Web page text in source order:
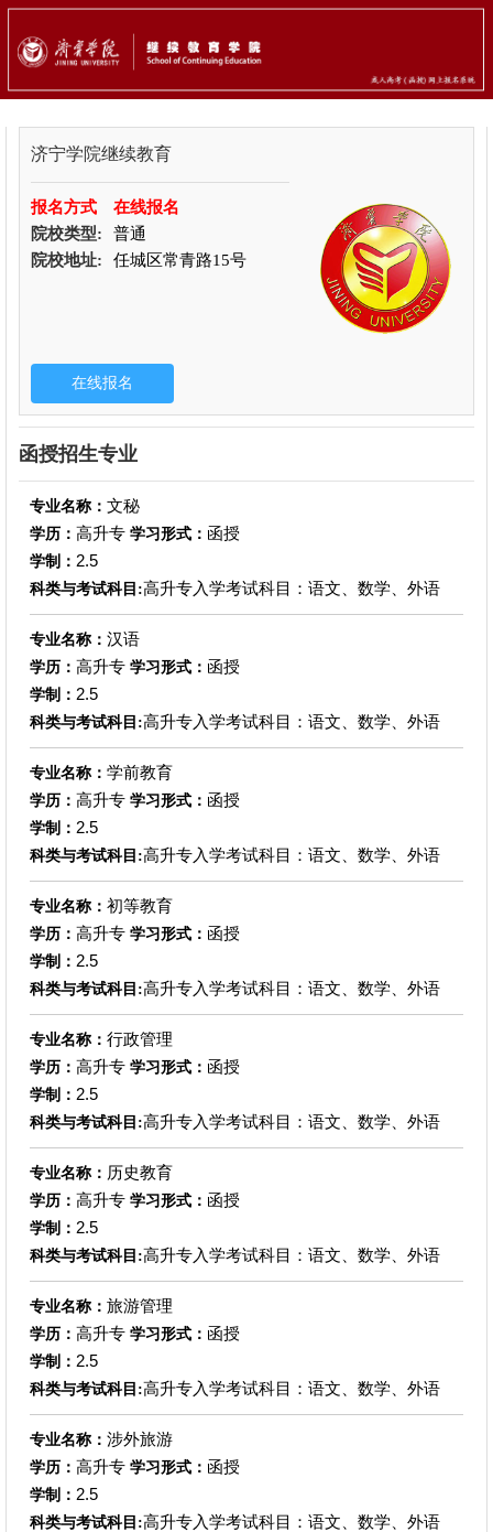
济宁学院继续教育
报名方式
在线报名
院校类型:
普通
院校地址:
任城区常青路15号
函授招生专业
专业名称： 文秘
学历： 高升专 学习形式： 函授
学制： 2.5
科类与考试科目:高升专入学考试科目：语文、数学、外语
专业名称： 汉语
学历： 高升专 学习形式： 函授
学制： 2.5
科类与考试科目:高升专入学考试科目：语文、数学、外语
专业名称： 学前教育
学历： 高升专 学习形式： 函授
学制： 2.5
科类与考试科目:高升专入学考试科目：语文、数学、外语
专业名称： 初等教育
学历： 高升专 学习形式： 函授
学制： 2.5
科类与考试科目:高升专入学考试科目：语文、数学、外语
专业名称： 行政管理
学历： 高升专 学习形式： 函授
学制： 2.5
科类与考试科目:高升专入学考试科目：语文、数学、外语
专业名称： 历史教育
学历： 高升专 学习形式： 函授
学制： 2.5
科类与考试科目:高升专入学考试科目：语文、数学、外语
专业名称： 旅游管理
学历： 高升专 学习形式： 函授
学制： 2.5
科类与考试科目:高升专入学考试科目：语文、数学、外语
专业名称： 涉外旅游
学历： 高升专 学习形式： 函授
学制： 2.5
科类与考试科目:高升专入学考试科目：语文、数学、外语